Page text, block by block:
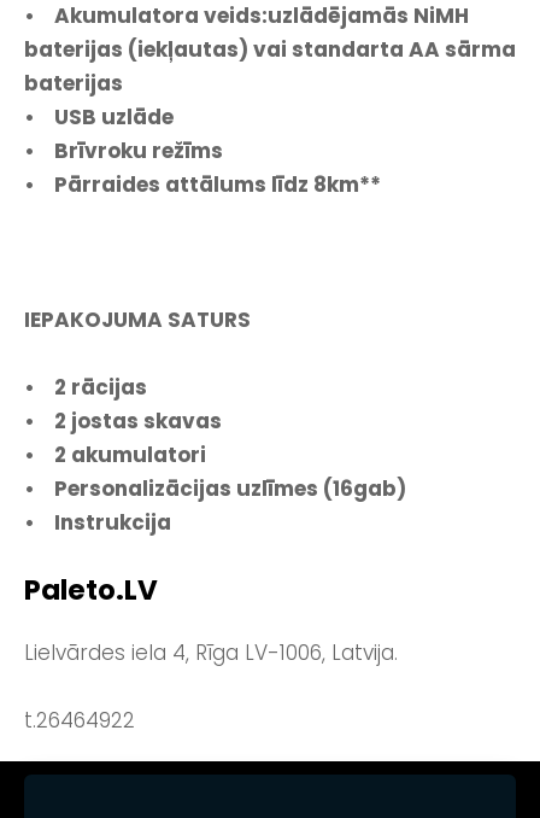
Paleto.LV
Lielvārdes iela 4, Rīga LV-1006, Latvija.
t.26464922
• Akumulatora veids:uzlādējamās NiMH
baterijas (iekļautas) vai standarta AA sārma
baterijas
• USB uzlāde
• Brīvroku režīms
• Pārraides attālums līdz 8km**
IEPAKOJUMA SATURS
• 2 rācijas
• 2 jostas skavas
• 2 akumulatori
• Personalizācijas uzlīmes (16gab)
• Instrukcija